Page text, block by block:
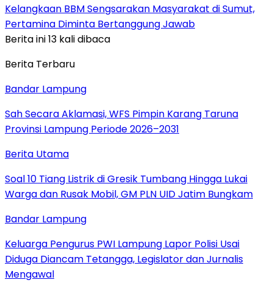
Kelangkaan BBM Sengsarakan Masyarakat di Sumut,
Pertamina Diminta Bertanggung Jawab
Berita ini 13 kali dibaca
Berita Terbaru
Bandar Lampung
Sah Secara Aklamasi, WFS Pimpin Karang Taruna
Provinsi Lampung Periode 2026–2031
Berita Utama
Soal 10 Tiang Listrik di Gresik Tumbang Hingga Lukai
Warga dan Rusak Mobil, GM PLN UID Jatim Bungkam
Bandar Lampung
Keluarga Pengurus PWI Lampung Lapor Polisi Usai
Diduga Diancam Tetangga, Legislator dan Jurnalis
Mengawal